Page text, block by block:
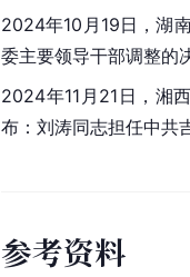
2024年10月19日，湖
委主要领导干部调整的
2024年11月21日，湘
布：刘涛同志担任中共
参考资料